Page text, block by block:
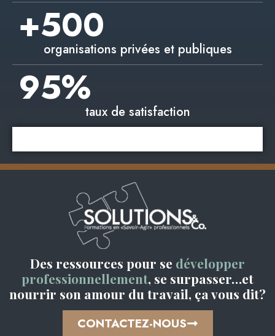
+500
organisations privées et publiques
95%
taux de satisfaction
Des ressources pour se développer
professionnellement, se surpasser…et
nourrir son amour du travail, ça vous dit?
CONTACTEZ-NOUS